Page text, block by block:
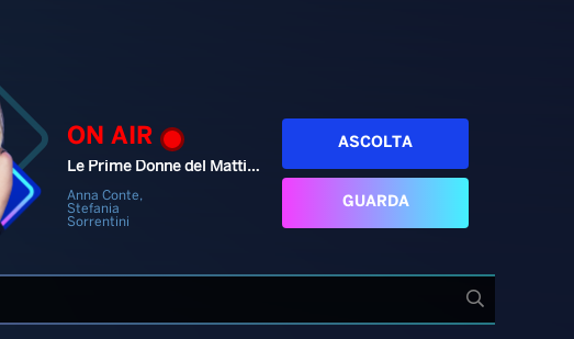
ON AIR
Le Prime Donne del Mattino
Anna Conte,
Stefania
Sorrentini
ASCOLTA
GUARDA